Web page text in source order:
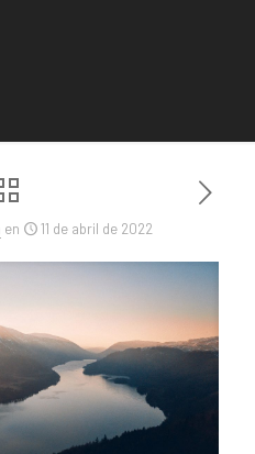
en 11 de abril de 2022